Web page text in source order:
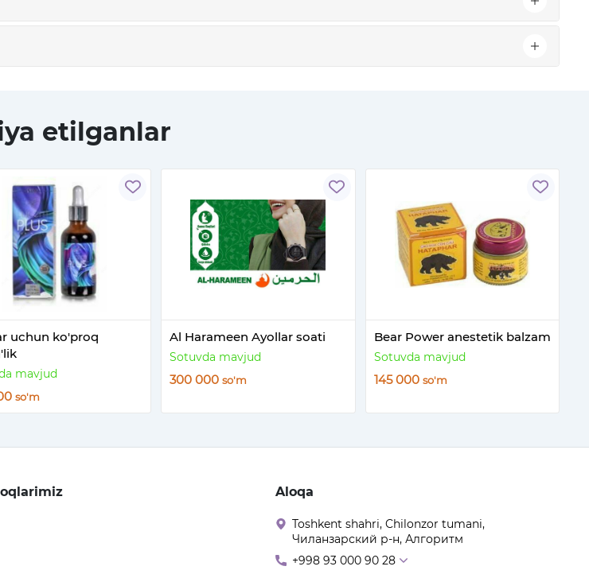
etilganlar
uchun ko'proq
mavjud
so'm
Al Harameen Ayollar soati
Sotuvda mavjud
300 000so'm
Bear Power anestetik balzam
Sotuvda mavjud
145 000 so'm
Aloqa
Toshkent shahri, Chilonzor tumani,
Чиланзарский р-н, Алгоритм
+998 93 000 90 28